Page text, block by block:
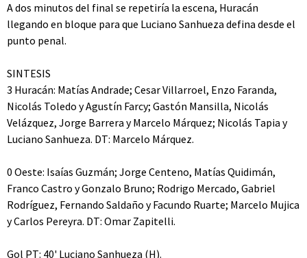
A dos minutos del final se repetiría la escena, Huracán
llegando en bloque para que Luciano Sanhueza defina desde el
punto penal.
SINTESIS
3 Huracán: Matías Andrade; Cesar Villarroel, Enzo Faranda,
Nicolás Toledo y Agustín Farcy; Gastón Mansilla, Nicolás
Velázquez, Jorge Barrera y Marcelo Márquez; Nicolás Tapia y
Luciano Sanhueza. DT: Marcelo Márquez.
0 Oeste: Isaías Guzmán; Jorge Centeno, Matías Quidimán,
Franco Castro y Gonzalo Bruno; Rodrigo Mercado, Gabriel
Rodríguez, Fernando Saldaño y Facundo Ruarte; Marcelo Mujica
y Carlos Pereyra. DT: Omar Zapitelli.
Gol PT: 40' Luciano Sanhueza (H).